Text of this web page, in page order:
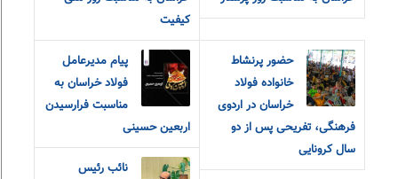
کیفیت
حضور پرنشاط
خانواده فولاد
خراسان در اردوی
فرهنگی، تفریحی پس از دو
سال کرونایی
پیام مدیرعامل
فولاد خراسان به
مناسبت فرارسیدن
اربعین حسینی
نائب رئیس